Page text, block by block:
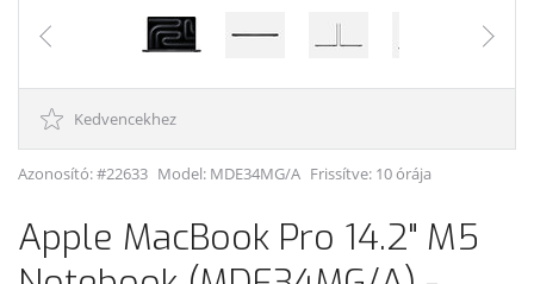
Kedvencekhez
Azonosító: #22633 Model: MDE34MG/A Frissítve: 10 órája
Apple MacBook Pro 14.2" M5